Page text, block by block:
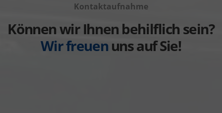
anzeigen
Kontaktaufnahme
Können wir Ihnen behilflich sein?
Wir freuenuns auf Sie!